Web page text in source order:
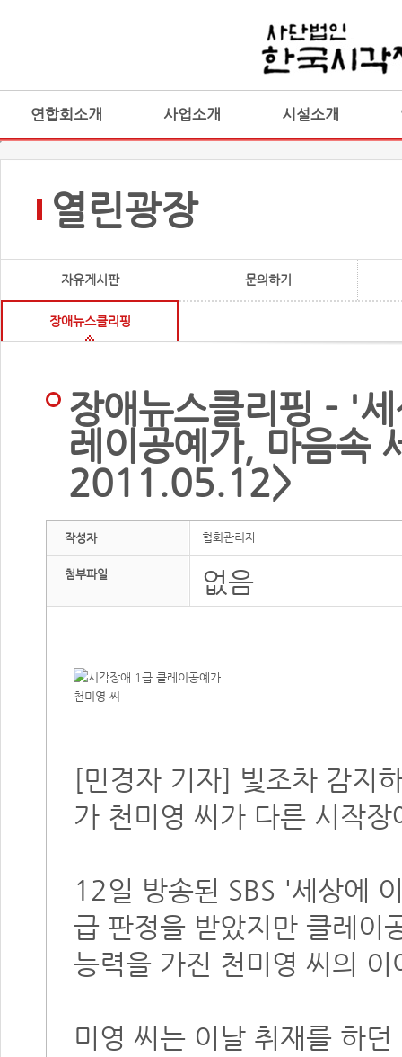
연합회소개 사업소개 시설소개
열린광장
자유게시판 문의하기
장애뉴스클리핑
장애뉴스클리핑 - '
레이공예가, 마음속
2011.05.12>
작성자 협회관리자
첨부파일 없음
[민경자 기자] 빛조차 감지
가 천미영 씨가 다른 시작
12일 방송된 SBS '세상에
급 판정을 받았지만 클레이
능력을 가진 천미영 씨의
미영 씨는 이날 취재를 하